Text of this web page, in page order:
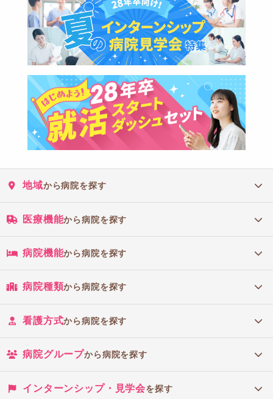
地域から病院を探す
医療機能から病院を探す
病院機能から病院を探す
病院種類から病院を探す
看護方式から病院を探す
病院グループから病院を探す
インターンシップ・見学会を探す